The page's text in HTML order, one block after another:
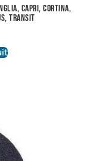
Capri, Cortina,
Transit